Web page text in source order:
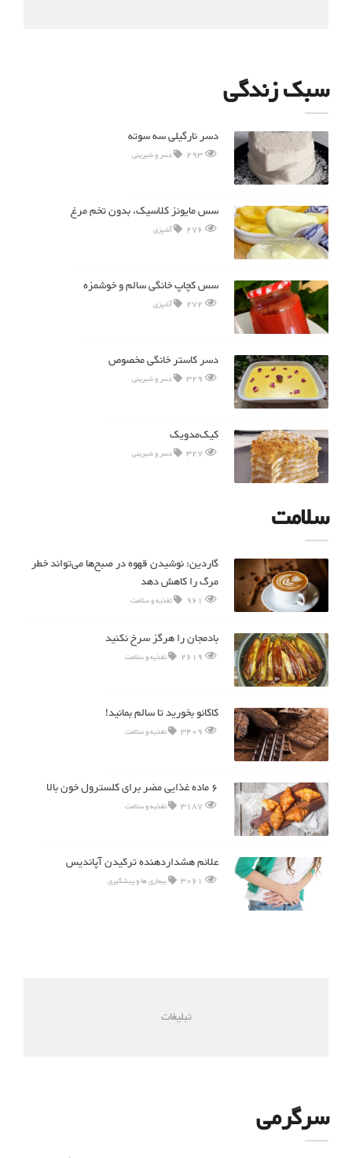
سبک زندگی
دسر نارگیلی سه سوته
293 دسر و شیرینی
سس مایونز کلاسیک، بدون تخم مرغ
276 آشپزی
سس کچاپ خانگی سالم و خوشمزه
272 آشپزی
دسر کاستر خانگی مخصوص
329 دسر و شیرینی
کیک‌مدویک
327 دسر و شیرینی
سلامت
گاردین: نوشیدن قهوه در صبح‌ها می‌تواند خطر
مرگ را کاهش دهد
961 تغذیه و سلامت
بادمجان را هرگز سرخ نکنید
2619 تغذیه و سلامت
کاکائو بخورید تا سالم بمانید!
3409 تغذیه و سلامت
۶ ماده غذایی مضر برای کلسترول خون بالا
3187 تغذیه و سلامت
علائم هشداردهنده ترکیدن آپاندیس
3061 بیماری ها و پیشگیری
تبلیغات
سرگرمی